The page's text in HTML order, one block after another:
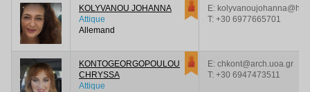
KOLYVANOU JOHANNA
Attique
Allemand
E:
T: +30 6977665701
KONTOGEORGOPOULOU
CHRYSSA
Attique
E: chkont@arch.uoa.gr
T: +30 6947473511